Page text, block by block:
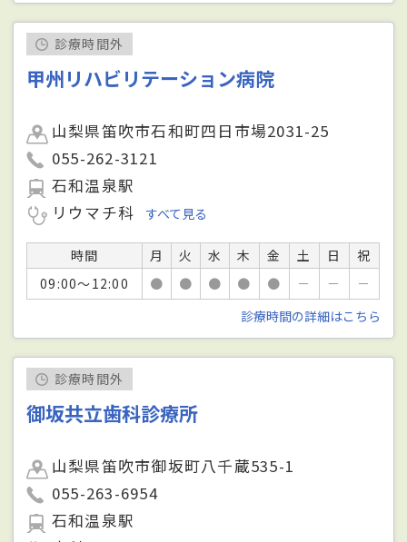
診療時間外
甲州リハビリテーション病院
山梨県笛吹市石和町四日市場2031-25
055-262-3121
石和温泉駅
リウマチ科
すべて見る
時間 月 火 水 木 金 土 日
祝
09:00～12:00
● ● ● ● ● － －
－
診療時間の詳細はこちら
診療時間外
御坂共立歯科診療所
山梨県笛吹市御坂町八千蔵535-1
055-263-6954
石和温泉駅